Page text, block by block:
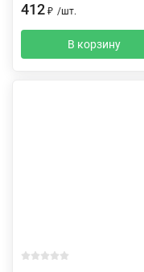
412 ₽ /шт.
В корзину